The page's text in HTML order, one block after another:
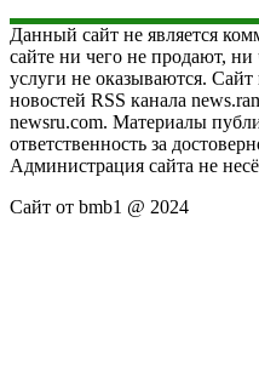
Данный сайт не является
сайте ни чего не продают,
услуги не оказываются. Сайт
новостей RSS канала
newsru.com. Материалы
ответственность за
Администрация сайта не
Сайт от bmb1 @ 2024